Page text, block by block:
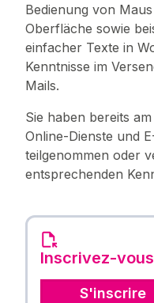
Bedienung von
Oberfläche sowie
einfacher Texte in
Kenntnisse im
Mails.
Sie haben bereits
Online-Dienste und
teilgenommen oder
entsprechenden
Inscrivez-
S'inscrire